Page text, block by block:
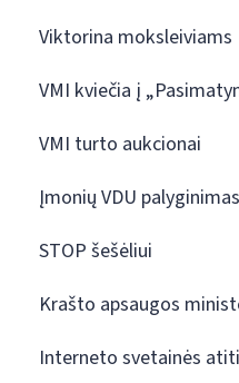
Viktorina moksleiviams
VMI kviečia į
VMI turto aukcionai
Įmonių VDU palyginimas
STOP šešėliui
Krašto apsaugos
Interneto svetainės